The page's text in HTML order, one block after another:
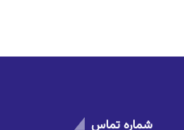
شماره تماس